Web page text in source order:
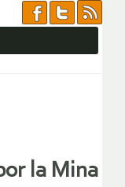
la Mina